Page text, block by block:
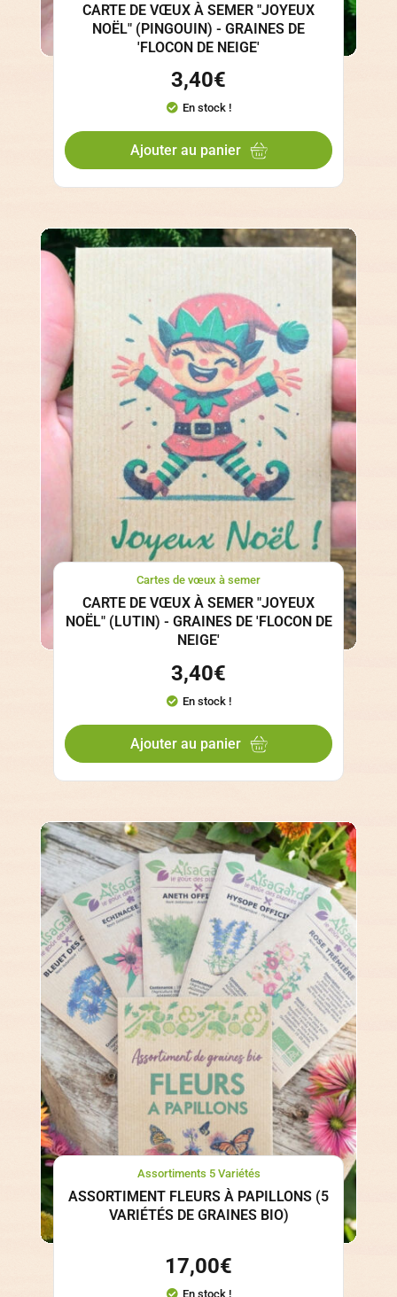
CARTE DE VŒUX À SEMER "JOYEUX
NOËL" (PINGOUIN) - GRAINES DE
'FLOCON DE NEIGE'
3,40€
En stock !
Ajouter au panier
Cartes de vœux à semer
CARTE DE VŒUX À SEMER "JOYEUX
NOËL" (LUTIN) - GRAINES DE 'FLOCON DE
NEIGE'
3,40€
En stock !
Ajouter au panier
Assortiments 5 Variétés
ASSORTIMENT FLEURS À PAPILLONS (5
VARIÉTÉS DE GRAINES BIO)
17,00€
En stock !